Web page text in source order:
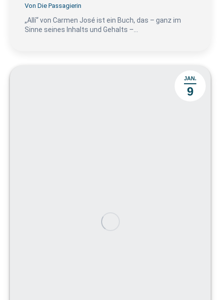
Von Die Passagierin
„Allí“ von Carmen José ist ein Buch, das – ganz im
Sinne seines Inhalts und Gehalts –…
JAN.
9